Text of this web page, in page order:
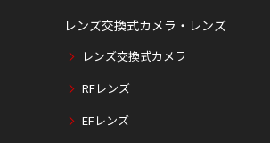
レンズ交換式カメラ・レンズ
レンズ交換式カメラ
RFレンズ
EFレンズ